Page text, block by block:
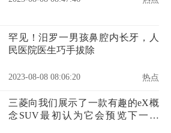
罕见！汨罗一男孩鼻腔内长牙，人
民医院医生巧手拔除
2023-08-08 08:06:20 热点
三菱向我们展示了一款有趣的eX概
念SUV最初认为它会预览下一辆